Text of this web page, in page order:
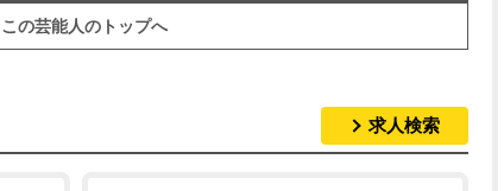
この芸能人のトップへ
求人検索